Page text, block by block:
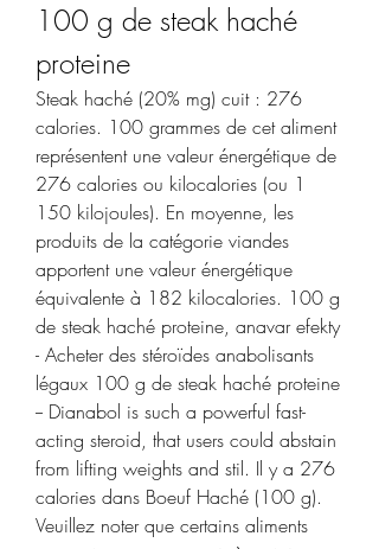
100 g de steak haché
proteine
Steak haché (20% mg) cuit : 276
calories. 100 grammes de cet aliment
représentent une valeur énergétique de
276 calories ou kilocalories (ou 1
150 kilojoules). En moyenne, les
produits de la catégorie viandes
apportent une valeur énergétique
équivalente à 182 kilocalories. 100 g
de steak haché proteine, anavar efekty
- Acheter des stéroïdes anabolisants
légaux 100 g de steak haché proteine
-- Dianabol is such a powerful fast-
acting steroid, that users could abstain
from lifting weights and stil. Il y a 276
calories dans Boeuf Haché (100 g).
Veuillez noter que certains aliments